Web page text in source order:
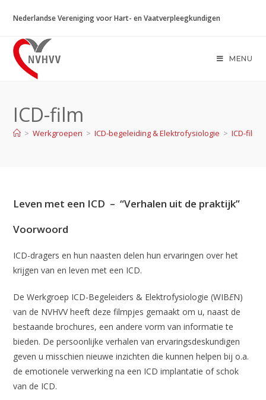
naar
inhoud
Nederlandse Vereniging voor Hart- en Vaatverpleegkundigen
MENU
ICD-film
> Werkgroepen > ICD-begeleiding & Elektrofysiologie > ICD-film
Leven met een ICD – “Verhalen uit de praktijk”
Voorwoord
ICD-dragers en hun naasten delen hun ervaringen over het
krijgen van en leven met een ICD.
De Werkgroep ICD-Begeleiders & Elektrofysiologie (WIBEN)
van de NVHVV heeft deze filmpjes gemaakt om u, naast de
bestaande brochures, een andere vorm van informatie te
bieden. De persoonlijke verhalen van ervaringsdeskundigen
geven u misschien nieuwe inzichten die kunnen helpen bij o.a.
de emotionele verwerking na een ICD implantatie of schok
van de ICD.